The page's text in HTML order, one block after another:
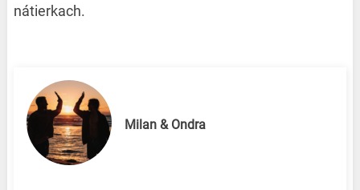
nátierkach.
Milan & Ondra